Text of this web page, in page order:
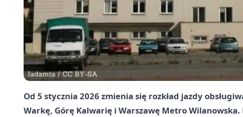
Od 5 stycznia 2026 zmienia się rozkład jazdy
Warkę, Górę Kalwarię i Warszawę Metro Wilanowska.